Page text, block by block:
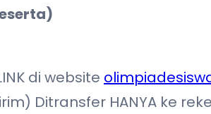
di website
Ditransfer HANYA ke